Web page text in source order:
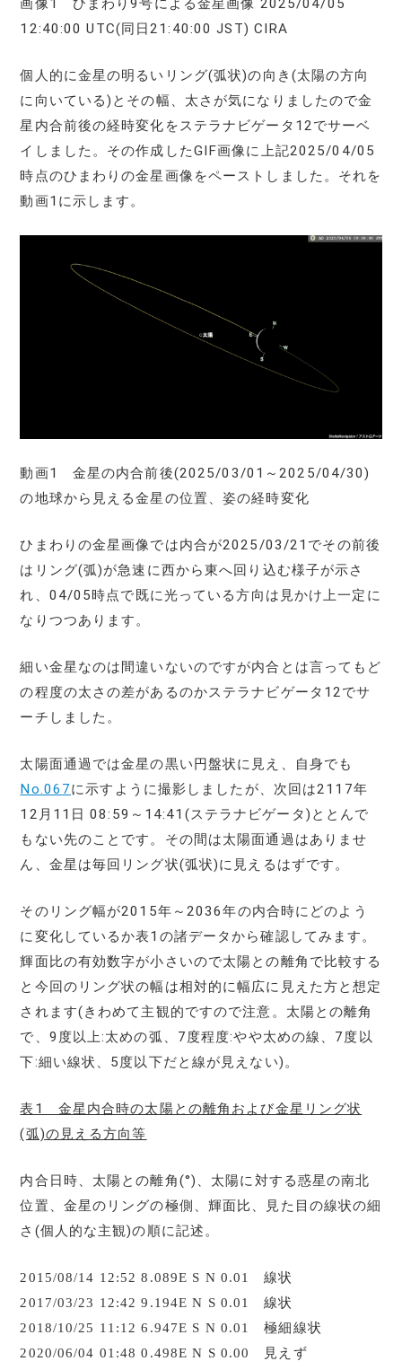
画像1 ひまわり9号による金星画像 2025/04/05
12:40:00 UTC(同日21:40:00 JST) CIRA
個人的に金星の明るいリング(弧状)の向き(太陽の方向
に向いている)とその幅、太さが気になりましたので金
星内合前後の経時変化をステラナビゲータ12でサーベ
イしました。その作成したGIF画像に上記2025/04/05
時点のひまわりの金星画像をペーストしました。それを
動画1に示します。
動画1 金星の内合前後(2025/03/01～2025/04/30)
の地球から見える金星の位置、姿の経時変化
ひまわりの金星画像では内合が2025/03/21でその前後
はリング(弧)が急速に西から東へ回り込む様子が示さ
れ、04/05時点で既に光っている方向は見かけ上一定に
なりつつあります。
細い金星なのは間違いないのですが内合とは言ってもど
の程度の太さの差があるのかステラナビゲータ12でサ
ーチしました。
太陽面通過では金星の黒い円盤状に見え、自身でも
No.067に示すように撮影しましたが、次回は2117年
12月11日 08:59～14:41(ステラナビゲータ)ととんで
もない先のことです。その間は太陽面通過はありませ
ん、金星は毎回リング状(弧状)に見えるはずです。
そのリング幅が2015年～2036年の内合時にどのよう
に変化しているか表1の諸データから確認してみます。
輝面比の有効数字が小さいので太陽との離角で比較する
と今回のリング状の幅は相対的に幅広に見えた方と想定
されます(きわめて主観的ですので注意。太陽との離角
で、9度以上:太めの弧、7度程度:やや太めの線、7度以
下:細い線状、5度以下だと線が見えない)。
表1 金星内合時の太陽との離角および金星リング状
(弧)の見える方向等
内合日時、太陽との離角(°)、太陽に対する惑星の南北
位置、金星のリングの極側、輝面比、見た目の線状の細
さ(個人的な主観)の順に記述。
2015/08/14 12:52 8.089E S N 0.01 線状
2017/03/23 12:42 9.194E N S 0.01 線状
2018/10/25 11:12 6.947E S N 0.01 極細線状
2020/06/04 01:48 0.498E N S 0.00 見えず